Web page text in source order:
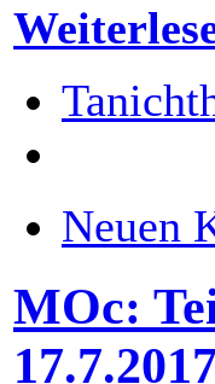
Neuen
MOc: